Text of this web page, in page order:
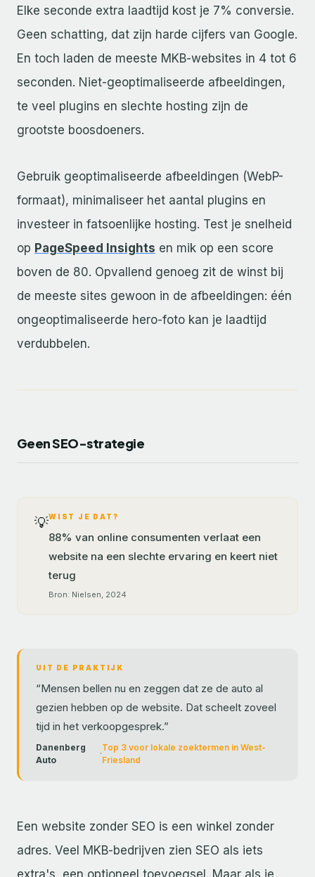
Elke seconde extra laadtijd kost je 7% conversie.
Geen schatting, dat zijn harde cijfers van Google.
En toch laden de meeste MKB-websites in 4 tot 6
seconden. Niet-geoptimaliseerde afbeeldingen,
te veel plugins en slechte hosting zijn de
grootste boosdoeners.
Gebruik geoptimaliseerde afbeeldingen (WebP-
formaat), minimaliseer het aantal plugins en
investeer in fatsoenlijke hosting. Test je snelheid
op PageSpeed Insights en mik op een score
boven de 80. Opvallend genoeg zit de winst bij
de meeste sites gewoon in de afbeeldingen: één
ongeoptimaliseerde hero-foto kan je laadtijd
verdubbelen.
Geen SEO-strategie
💡WIST JE DAT?
88% van online consumenten verlaat een
website na een slechte ervaring en keert niet
terug
Bron: Nielsen, 2024
UIT DE PRAKTIJK
“Mensen bellen nu en zeggen dat ze de auto al
gezien hebben op de website. Dat scheelt zoveel
tijd in het verkoopgesprek.”
Danenberg
Auto
·
Top 3 voor lokale zoektermen in West-
Friesland
Een website zonder SEO is een winkel zonder
adres. Veel MKB-bedrijven zien SEO als iets
extra's, een optioneel toevoegsel. Maar als je